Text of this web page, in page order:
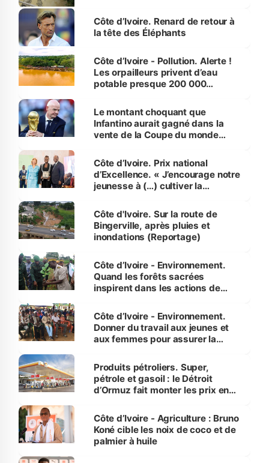
Côte d’Ivoire. Renard de retour à
la tête des Éléphants
Côte d’Ivoire - Pollution. Alerte !
Les orpailleurs privent d’eau
potable presque 200 000
Le montant choquant que
Infantino aurait gagné dans la
vente de la Coupe du monde
Côte d’Ivoire. Prix national
d’Excellence. « J’encourage notre
jeunesse à (…) cultiver la
(Alassane Ouattara
Côte d'Ivoire. Sur la route de
Bingerville, après pluies et
inondations (Reportage)
Côte d’Ivoire - Environnement.
Quand les forêts sacrées
inspirent dans les actions de
Côte d’Ivoire - Environnement.
Donner du travail aux jeunes et
aux femmes pour assurer la
menacées
Produits pétroliers. Super,
pétrole et gasoil : le Détroit
d’Ormuz fait monter les prix en
Côte d’Ivoire - Agriculture : Bruno
Koné cible les noix de coco et de
palmier à huile